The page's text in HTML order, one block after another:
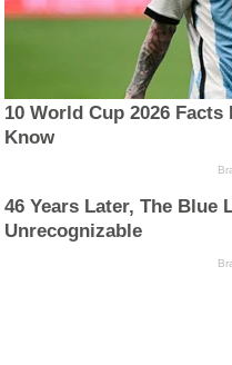
10 World Cup 2026
Know
46 Years Later, The Blue
Unrecognizable